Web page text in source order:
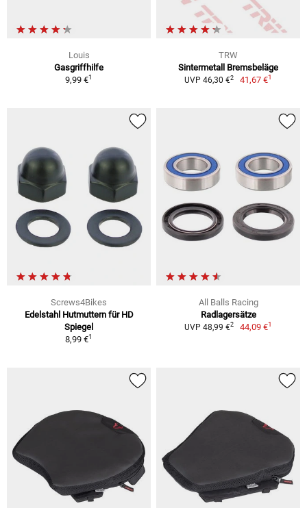
Louis
Gasgriffhilfe
9,99 €1
TRW
Sintermetall Bremsbeläge
UVP 46,30 €2 41,67 €1
Screws4Bikes
Edelstahl Hutmuttern für HD
Spiegel
8,99 €1
All Balls Racing
Radlagersätze
UVP 48,99 €2 44,09 €1